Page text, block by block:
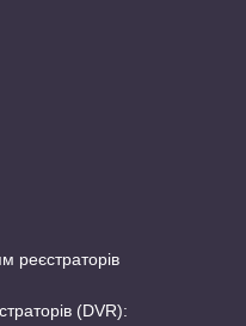
(DVR):
реєстраторів